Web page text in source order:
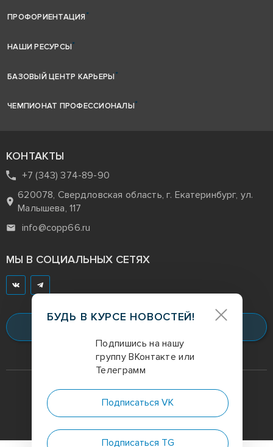
ПРОФОРИЕНТАЦИЯ
НАШИ РЕСУРСЫ
БАЗОВЫЙ ЦЕНТР КАРЬЕРЫ
ЧЕМПИОНАТ ПРОФЕССИОНАЛЫ
КОНТАКТЫ
+7 (343) 374-89-90
620078, Свердловская область, г. Екатеринбург, ул.
Малышева, 117
info@copp66.ru
МЫ В СОЦИАЛЬНЫХ СЕТЯХ
Digital-агентство
полного цикла
БУДЬ В КУРСЕ НОВОСТЕЙ!
Подпишись на нашу
группу ВКонтакте или
Телеграмм
Подписаться VK
Подписаться TG